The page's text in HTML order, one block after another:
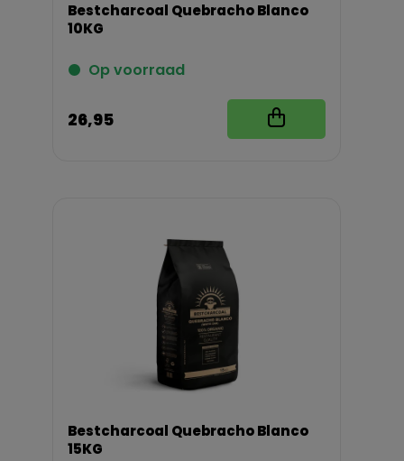
Bestcharcoal Quebracho Blanco
10KG
Op voorraad
26,95
Bestcharcoal Quebracho Blanco
15KG